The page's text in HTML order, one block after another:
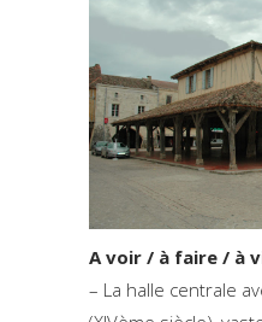
A voir / à faire / à
– La halle centrale